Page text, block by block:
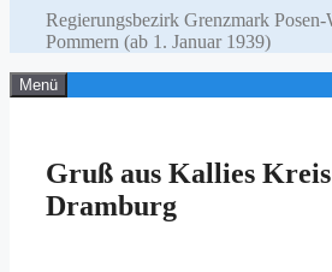
Regierungsbezirk Grenzmark
Pommern (ab 1. Januar 1939)
Menü
Gruß aus Kallies Kreis
Dramburg